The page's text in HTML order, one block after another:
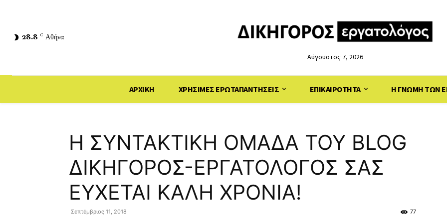
28.8 C Αθήνα
Αύγουστος 7, 2026
ΑΡΧΙΚΗ ΧΡΗΣΙΜΕΣ ΕΡΩΤΑΠΑΝΤΗΣΕΙΣ ΕΠΙΚΑΙΡΟΤΗΤΑ Η ΓΝΩΜΗ ΤΩΝ
Η ΣΥΝΤΑΚΤΙΚΗ ΟΜΑΔΑ ΤΟΥ BLOG
ΔΙΚΗΓΟΡΟΣ-ΕΡΓΑΤΟΛΟΓΟΣ ΣΑΣ
ΕΥΧΕΤΑΙ ΚΑΛΗ ΧΡΟΝΙΑ!
Σεπτέμβριος 11, 2018 77